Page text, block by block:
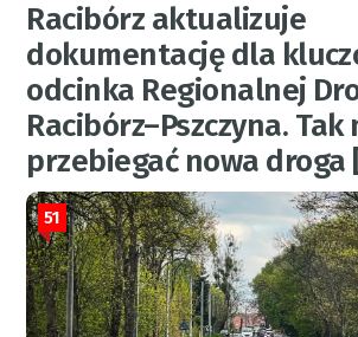
Racibórz aktualizuje
dokumentację dla
odcinka Regionalnej
Racibórz–Pszczyna. Tak
przebiegać nowa droga
51